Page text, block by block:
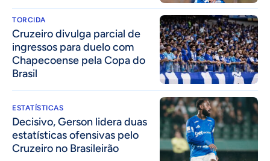
TORCIDA
Cruzeiro divulga parcial de
ingressos para duelo com
Chapecoense pela Copa do
Brasil
ESTATÍSTICAS
Decisivo, Gerson lidera duas
estatísticas ofensivas pelo
Cruzeiro no Brasileirão